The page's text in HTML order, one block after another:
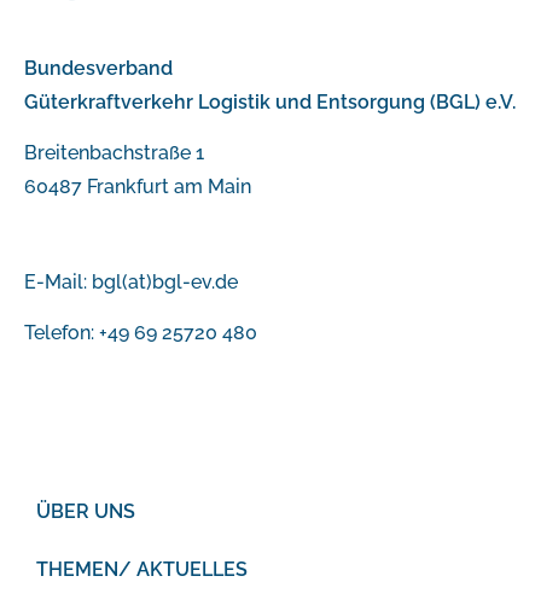
Bundesverband
Güterkraftverkehr Logistik und Entsorgung (BGL) e.V.
Breitenbachstraße 1
60487 Frankfurt am Main
E-Mail: bgl(at)bgl-ev.de
Telefon: +49 69 25720 480
ÜBER UNS
THEMEN/ AKTUELLES